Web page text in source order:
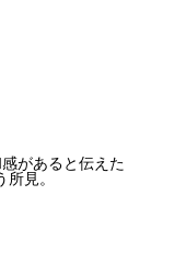
があると伝えた
見。